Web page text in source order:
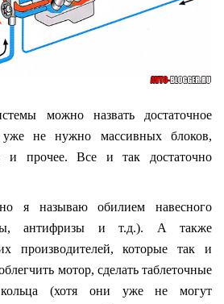
можно назвать достаточное
уже не нужно массивных блоков,
и прочее. Все и так достаточно
я называю обилием навесного
антифризы и т.д.). А также
производителей, которые так и
мотор, сделать таблеточные
(хотя они уже не могут